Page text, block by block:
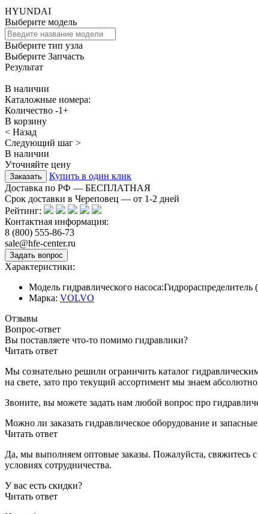
HYUNDAI
Выберите модель
Выберите тип узла
Выберите Запчасть
Результат
В наличии
Каталожные номера:
Количество -1+
В корзину
< Назад
Следующий шаг >
В наличии
Уточняйте цену
Купить в один клик
Доставка по РФ — БЕСПЛАТНАЯ
Срок доставки в Череповец — от 1-2 дней
Рейтинг:
Контактная информация:
8 (800) 555-86-73
sale@hfe-center.ru
Характеристики:
Модель гидравлического насоса:
Марка: VOLVO
Отзывы
Вопрос-ответ
Вы поставляете что-то помимо гидравлики?
Читать ответ
Мы сознательно решили ограничить каталог
на свете, зато про текущий ассортимент мы знаем абсолютно
Звоните, вы можете задать нам любой вопрос про
Можно ли заказать гидравлическое оборудование и
Читать ответ
Да, мы выполняем оптовые заказы. Пожалуйста, свяжитесь
условиях сотрудничества.
У вас есть скидки?
Читать ответ